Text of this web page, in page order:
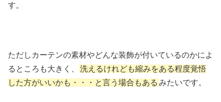
す。
ただしカーテンの素材やどんな装飾が付いているのかによ
るところも大きく、
洗えるけれども縮みをある程度覚悟
した方がいいかも・・・と言う場合もある みたいです。